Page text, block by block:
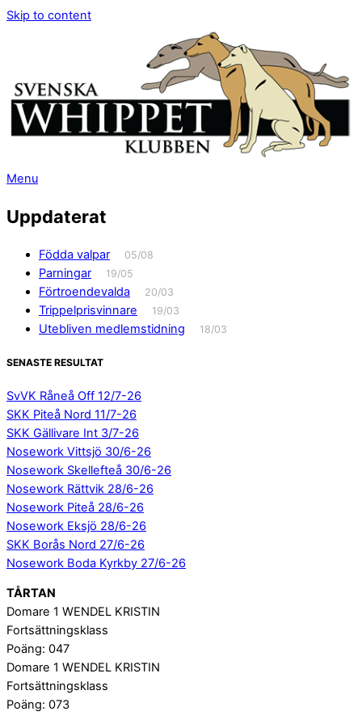
Skip to content
Menu
Uppdaterat
Födda valpar 05/08
Parningar 19/05
Förtroendevalda 20/03
Trippelprisvinnare 19/03
Utebliven medlemstidning 18/03
SENASTE RESULTAT
SvVK Råneå Off 12/7-26
SKK Piteå Nord 11/7-26
SKK Gällivare Int 3/7-26
Nosework Vittsjö 30/6-26
Nosework Skellefteå 30/6-26
Nosework Rättvik 28/6-26
Nosework Piteå 28/6-26
Nosework Eksjö 28/6-26
SKK Borås Nord 27/6-26
Nosework Boda Kyrkby 27/6-26
TÅRTAN
Domare 1 WENDEL KRISTIN
Fortsättningsklass
Poäng: 047
Domare 1 WENDEL KRISTIN
Fortsättningsklass
Poäng: 073